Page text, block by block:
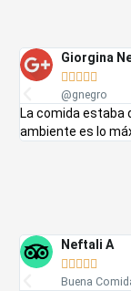
Giorgina

@gnegro
La comida estaba
ambiente es lo
Neftali A

Buena